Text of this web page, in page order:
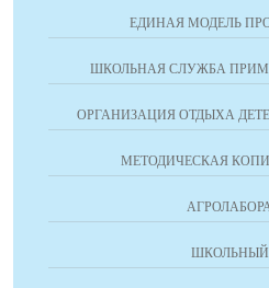
ЕДИНАЯ МОДЕЛЬ
ШКОЛЬНАЯ СЛУЖБА
ОРГАНИЗАЦИЯ ОТДЫХА
МЕТОДИЧЕСКАЯ
ШКОЛЬНЫЙ